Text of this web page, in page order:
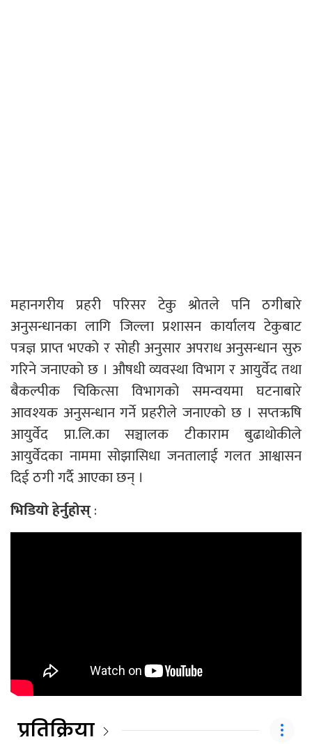
महानगरीय प्रहरी परिसर टेकु श्रोतले पनि ठगीबारे
अनुसन्धानका लागि जिल्ला प्रशासन कार्यालय टेकुबाट
पत्रज्ञ प्राप्त भएको र सोही अनुसार अपराध अनुसन्धान सुरु
गरिने जनाएको छ । औषधी व्यवस्था विभाग र आयुर्वेद तथा
बैकल्पीक चिकित्सा विभागको समन्वयमा घटनाबारे
आवश्यक अनुसन्धान गर्ने प्रहरीले जनाएको छ । सप्तऋषि
आयुर्वेद प्रा.लि.का सञ्चालक टीकाराम बुढाथोकीले
आयुर्वेदका नाममा सोझासिधा जनतालाई गलत आश्वासन
दिई ठगी गर्दै आएका छन् ।
भिडियो हेर्नुहोस्:
प्रतिक्रिया